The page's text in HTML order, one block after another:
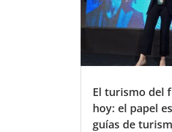
El turismo del
hoy: el papel
guías de